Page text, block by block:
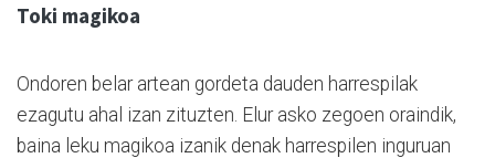
Toki magikoa
Ondoren belar artean gordeta dauden harrespilak
ezagutu ahal izan zituzten. Elur asko zegoen oraindik,
baina leku magikoa izanik denak harrespilen inguruan